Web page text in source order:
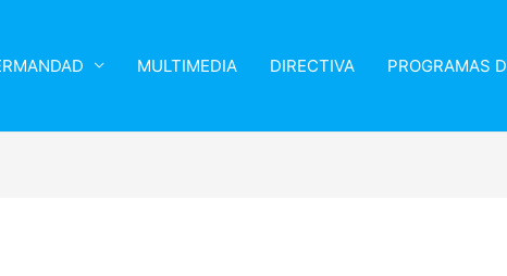
MULTIMEDIA DIRECTIVA PROGRAMAS